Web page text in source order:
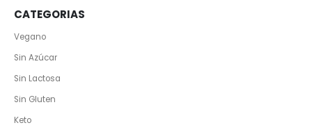
CATEGORIAS
Vegano
Sin Azúcar
Sin Lactosa
Sin Gluten
Keto